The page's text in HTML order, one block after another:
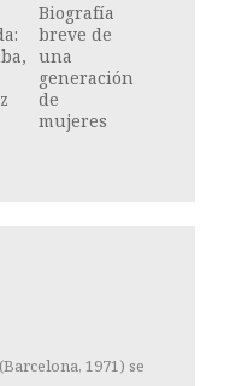
Biografía
breve de
una
generación
de
mujeres
1971) se